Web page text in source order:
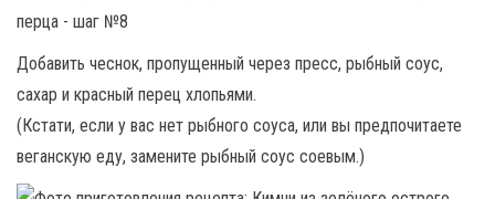
Добавить чеснок, пропущенный через пресс, рыбный соус,
сахар и красный перец хлопьями.
(Кстати, если у вас нет рыбного соуса, или вы предпочитаете
веганскую еду, замените рыбный соус соевым.)